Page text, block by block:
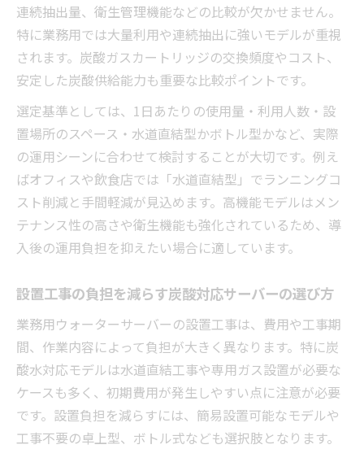
連続抽出量、衛生管理機能などの比較が欠かせません。
特に業務用では大量利用や連続抽出に強いモデルが重視
されます。炭酸ガスカートリッジの交換頻度やコスト、
安定した炭酸供給能力も重要な比較ポイントです。
選定基準としては、1日あたりの使用量・利用人数・設
置場所のスペース・水道直結型かボトル型かなど、実際
の運用シーンに合わせて検討することが大切です。例え
ばオフィスや飲食店では「水道直結型」でランニングコ
スト削減と手間軽減が見込めます。高機能モデルはメン
テナンス性の高さや衛生機能も強化されているため、導
入後の運用負担を抑えたい場合に適しています。
設置工事の負担を減らす炭酸対応サーバーの選び方
業務用ウォーターサーバーの設置工事は、費用や工事期
間、作業内容によって負担が大きく異なります。特に炭
酸水対応モデルは水道直結工事や専用ガス設置が必要な
ケースも多く、初期費用が発生しやすい点に注意が必要
です。設置負担を減らすには、簡易設置可能なモデルや
工事不要の卓上型、ボトル式なども選択肢となります。